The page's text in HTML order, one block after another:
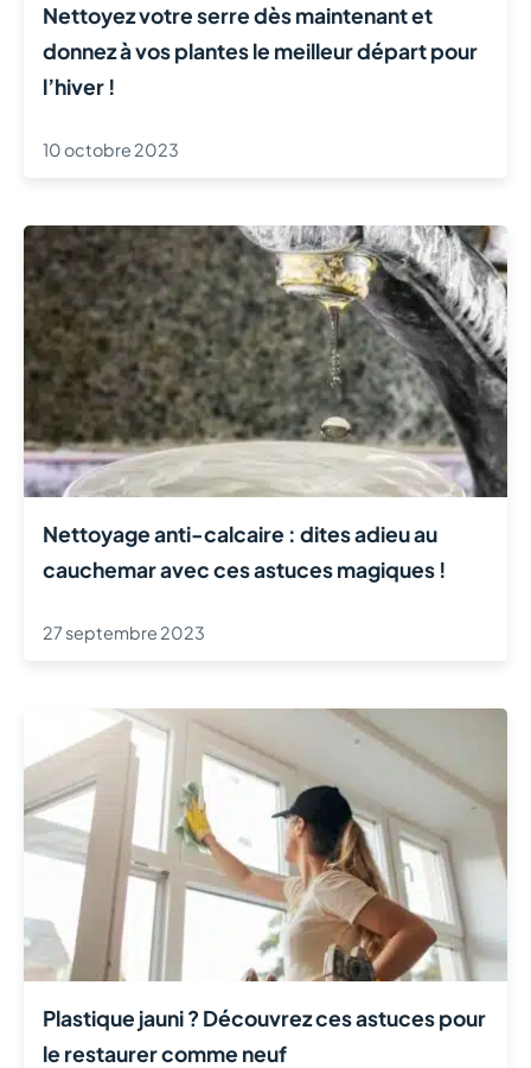
Nettoyez votre serre dès maintenant et
donnez à vos plantes le meilleur départ pour
l’hiver !
10 octobre 2023
Nettoyage anti-calcaire : dites adieu au
cauchemar avec ces astuces magiques !
27 septembre 2023
Plastique jauni ? Découvrez ces astuces pour
le restaurer comme neuf